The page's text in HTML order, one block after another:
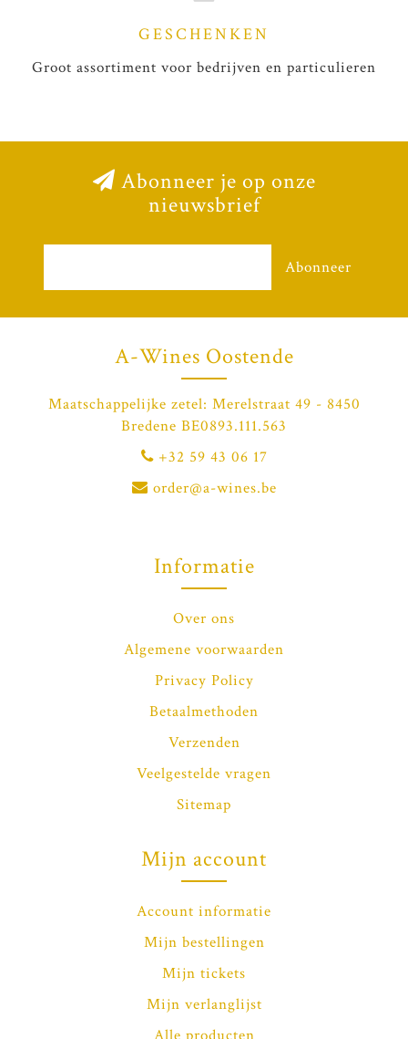
GESCHENKEN
Groot assortiment voor bedrijven en particulieren
Abonneer je op onze
nieuwsbrief
Abonneer
A-Wines Oostende
Maatschappelijke zetel: Merelstraat 49 - 8450
Bredene BE0893.111.563
+32 59 43 06 17
order@a-wines.be
Informatie
Over ons
Algemene voorwaarden
Privacy Policy
Betaalmethoden
Verzenden
Veelgestelde vragen
Sitemap
Mijn account
Account informatie
Mijn bestellingen
Mijn tickets
Mijn verlanglijst